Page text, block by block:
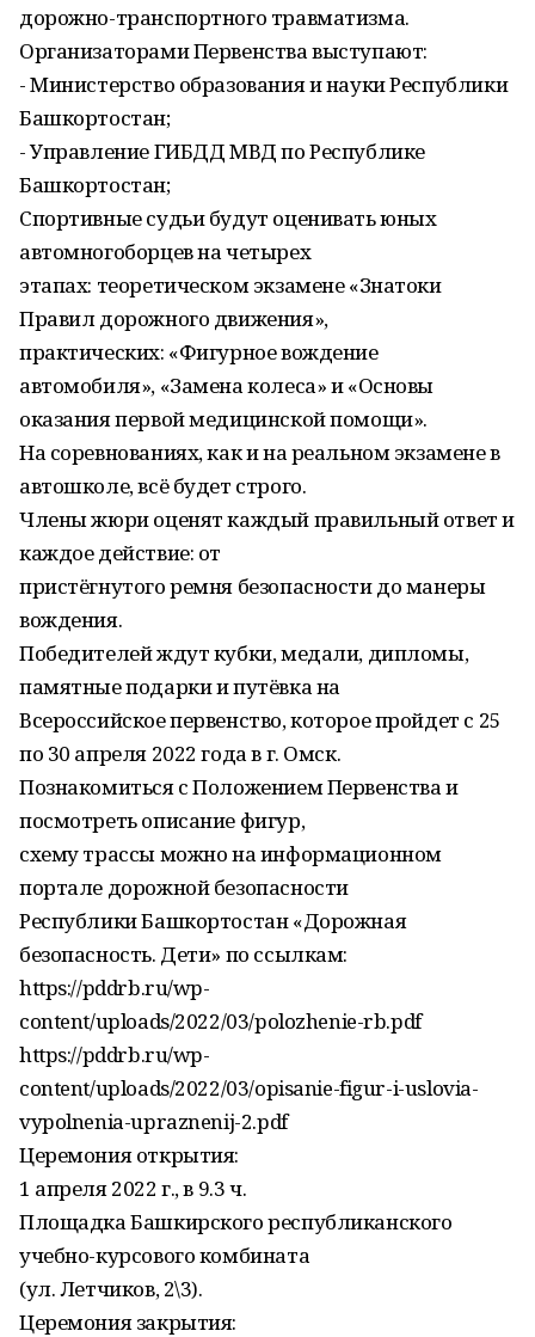
дорожно-транспортного травматизма.
Организаторами Первенства выступают:
- Министерство образования и науки Республики
Башкортостан;
- Управление ГИБДД МВД по Республике
Башкортостан;
Спортивные судьи будут оценивать юных
автомногоборцев на четырех
этапах: теоретическом экзамене «Знатоки
Правил дорожного движения»,
практических: «Фигурное вождение
автомобиля», «Замена колеса» и «Основы
оказания первой медицинской помощи».
На соревнованиях, как и на реальном экзамене в
автошколе, всё будет строго.
Члены жюри оценят каждый правильный ответ и
каждое действие: от
пристёгнутого ремня безопасности до манеры
вождения.
Победителей ждут кубки, медали, дипломы,
памятные подарки и путёвка на
Всероссийское первенство, которое пройдет с 25
по 30 апреля 2022 года в г. Омск.
Познакомиться с Положением Первенства и
посмотреть описание фигур,
схему трассы можно на информационном
портале дорожной безопасности
Республики Башкортостан «Дорожная
безопасность. Дети» по ссылкам:
https://pddrb.ru/wp-
content/uploads/2022/03/polozhenie-rb.pdf
https://pddrb.ru/wp-
content/uploads/2022/03/opisanie-figur-i-uslovia-
vypolnenia-upraznenij-2.pdf
Церемония открытия:
1 апреля 2022 г., в 9.3 ч.
Площадка Башкирского республиканского
учебно-курсового комбината
(ул. Летчиков, 2\3).
Церемония закрытия: